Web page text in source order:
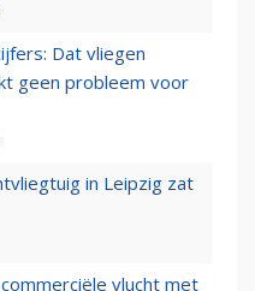
Dat vliegen
geen probleem voor
in Leipzig zat
vlucht met